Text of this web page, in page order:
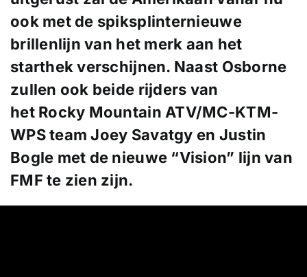
ook met de spiksplinternieuwe
brillenlijn van het merk aan het
starthek verschijnen. Naast Osborne
zullen ook beide rijders van
het Rocky Mountain ATV/MC-KTM-
WPS team Joey Savatgy en Justin
Bogle met de nieuwe “Vision” lijn van
FMF te zien zijn.